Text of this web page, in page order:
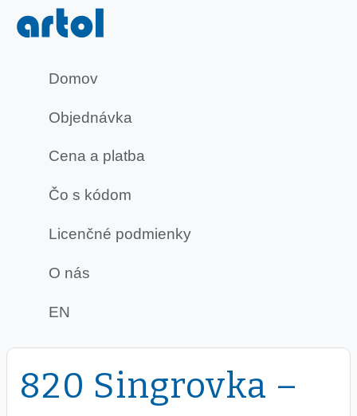
Domov
Objednávka
Cena a platba
Čo s kódom
Licenčné podmienky
O nás
EN
820 Singrovka –